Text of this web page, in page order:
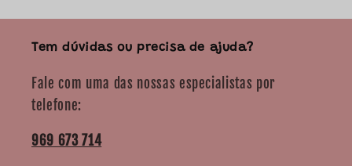
Tem dúvidas ou precisa de ajuda?
Fale com uma das nossas especialistas por
telefone:
969 673 714